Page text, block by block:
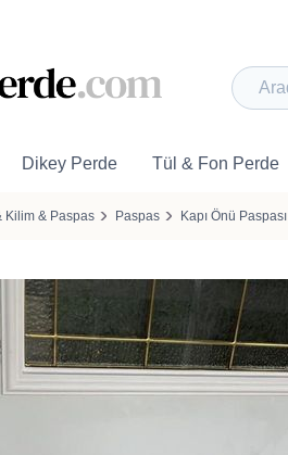
Dikey Perde Tül & Fon Perde
Kilim & Paspas Paspas Kapı Önü Paspası